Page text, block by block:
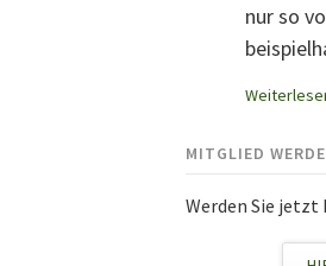
nur so
MITGLIED
Werden Sie jetzt